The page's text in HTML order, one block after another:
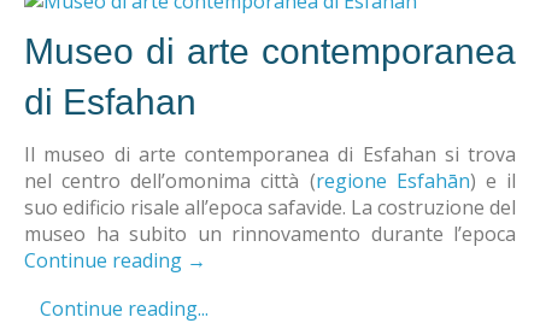
Museo di arte contemporanea
di Esfahan
Il museo di arte contemporanea di Esfahan si trova
nel centro dell’omonima città (regione Esfahān) e il
suo edificio risale all’epoca safavide. La costruzione del
museo ha subito un rinnovamento durante l’epoca
Continue reading →
Continue reading...